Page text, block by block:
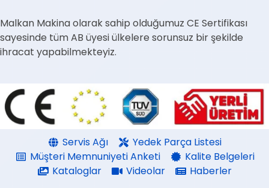
Malkan Makina olarak sahip olduğumuz CE Sertifikası
sayesinde tüm AB üyesi ülkelere sorunsuz bir şekilde
ihracat yapabilmekteyiz.
Servis Ağı
Yedek Parça Listesi
Müşteri Memnuniyeti Anketi
Kalite Belgeleri
Kataloglar
Videolar Haberler